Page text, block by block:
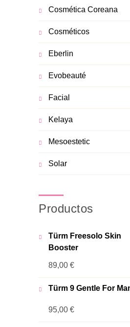
Cosmética Coreana
Cosméticos
Eberlin
Evobeauté
Facial
Kelaya
Mesoestetic
Solar
Productos
Türm Freesolo Skin
Booster
89,00 €
Türm 9 Gentle For
95,00 €